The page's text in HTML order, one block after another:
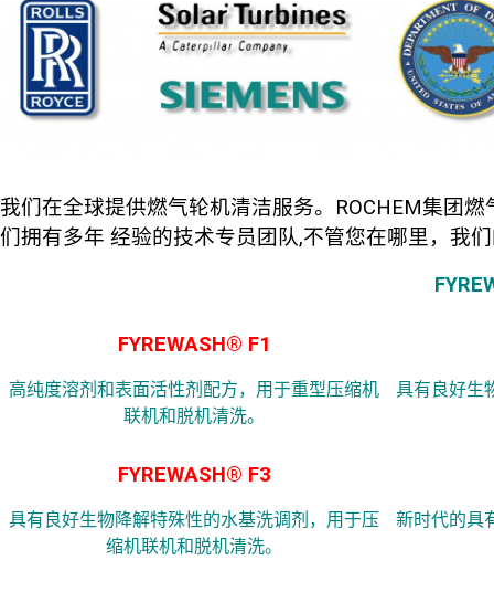
我们在全球提供燃气轮机清洁服务。ROCHEM集团
们拥有多年 经验的技术专员团队,不管您在哪里，我
FYREWASH® F1
高纯度溶剂和表面活性剂配方，用于重型压缩机
联机和脱机清洗。
具有良好生
FYREWASH® F3
具有良好生物降解特殊性的水基洗调剂，用于压
缩机联机和脱机清洗。
新时代的具